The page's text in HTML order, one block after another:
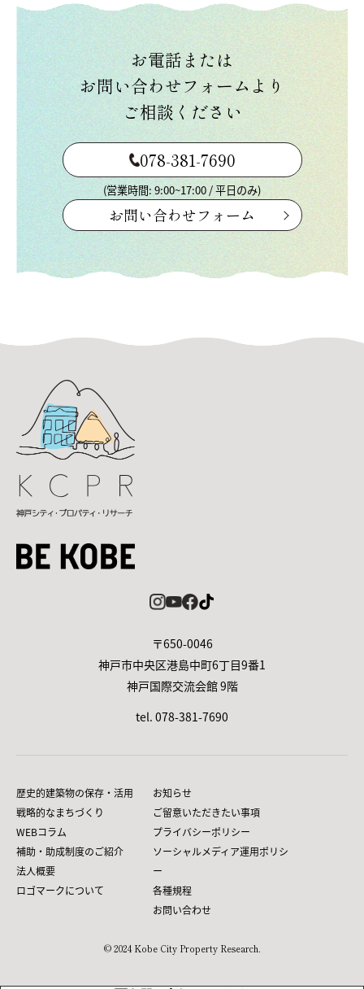
お電話または
お問い合わせフォームより
ご相談ください
078-381-7690
(営業時間: 9:00~17:00 / 平日のみ)
お問い合わせフォーム
〒650-0046
神戸市中央区港島中町6丁目9番1
神戸国際交流会館 9階
tel. 078-381-7690
歴史的建築物の保存・活用
戦略的なまちづくり
WEBコラム
補助・助成制度のご紹介
法人概要
ロゴマークについて
お知らせ
ご留意いただきたい事項
プライバシーポリシー
ソーシャルメディア運用ポリシ
ー
各種規程
お問い合わせ
© 2024 Kobe City Property Research.